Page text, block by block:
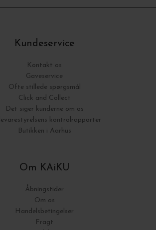
Kundeservice
Kontakt os
Gaveservice
Ofte stillede spørgsmål
Click and Collect
Det siger kunderne om os
kontrolrapporter
Butikken i Aarhus
Om KAiKU
Åbningstider
Om os
Handelsbetingelser
Fragt